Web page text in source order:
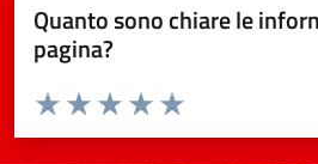
Quanto sono chiare le
pagina?
Valuta da 1 a 5 stelle la pagina
Valuta 5 stelle su 5
Valuta 4 stelle su 5
Valuta 3 stelle su 5
Valuta 2 stelle su 5
Valuta 1 stelle su 5